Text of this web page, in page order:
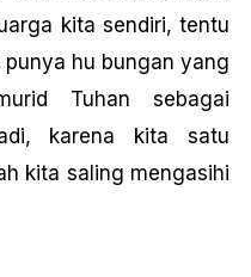
kita sendiri, tentu
hu bungan yang
Tuhan sebagai
karena kita satu
kita saling mengasihi